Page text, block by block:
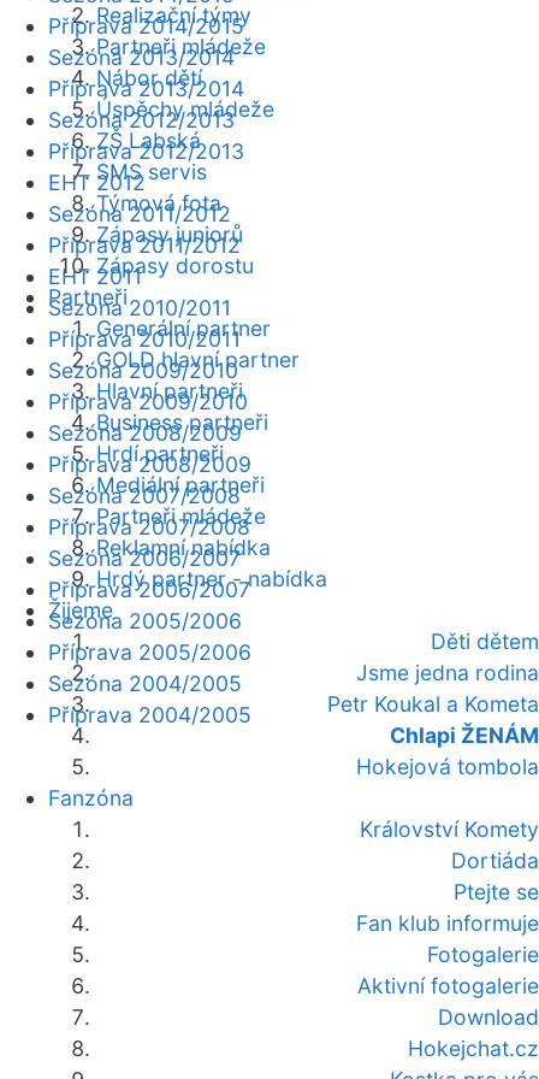
Realizační týmy
Partneři mládeže
Nábor dětí
Úspěchy mládeže
ZŠ Labská
SMS servis
Týmová fota
Zápasy juniorů
Zápasy dorostu
Partneři
Generální partner
GOLD hlavní partner
Hlavní partneři
Business partneři
Hrdí partneři
Mediální partneři
Partneři mládeže
Reklamní nabídka
Hrdý partner - nabídka
Žijeme
Děti dětem
Jsme jedna rodina
Petr Koukal a Kometa
Chlapi ŽENÁM
Hokejová tombola
Fanzóna
Království Komety
Dortiáda
Ptejte se
Fan klub informuje
Fotogalerie
Aktivní fotogalerie
Download
Hokejchat.cz
Příprava 2014/2015
Sezóna 2013/2014
Příprava 2013/2014
Sezóna 2012/2013
Příprava 2012/2013
EHT 2012
Sezóna 2011/2012
Příprava 2011/2012
EHT 2011
Sezóna 2010/2011
Příprava 2010/2011
Sezóna 2009/2010
Příprava 2009/2010
Sezóna 2008/2009
Příprava 2008/2009
Sezóna 2007/2008
Příprava 2007/2008
Sezóna 2006/2007
Příprava 2006/2007
Sezóna 2005/2006
Příprava 2005/2006
Sezóna 2004/2005
Příprava 2004/2005